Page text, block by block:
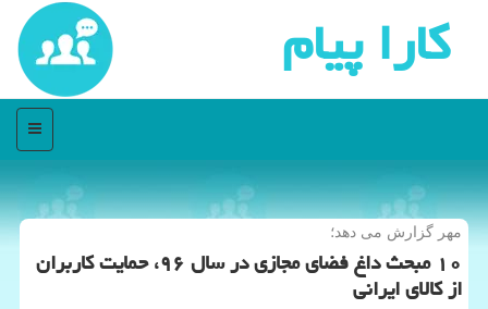
كارا پیام
منو
مهر گزارش می دهد؛
۱۰ مبحث داغ فضای مجازی در سال ۹۶، حمایت كاربران
از كالای ایرانی